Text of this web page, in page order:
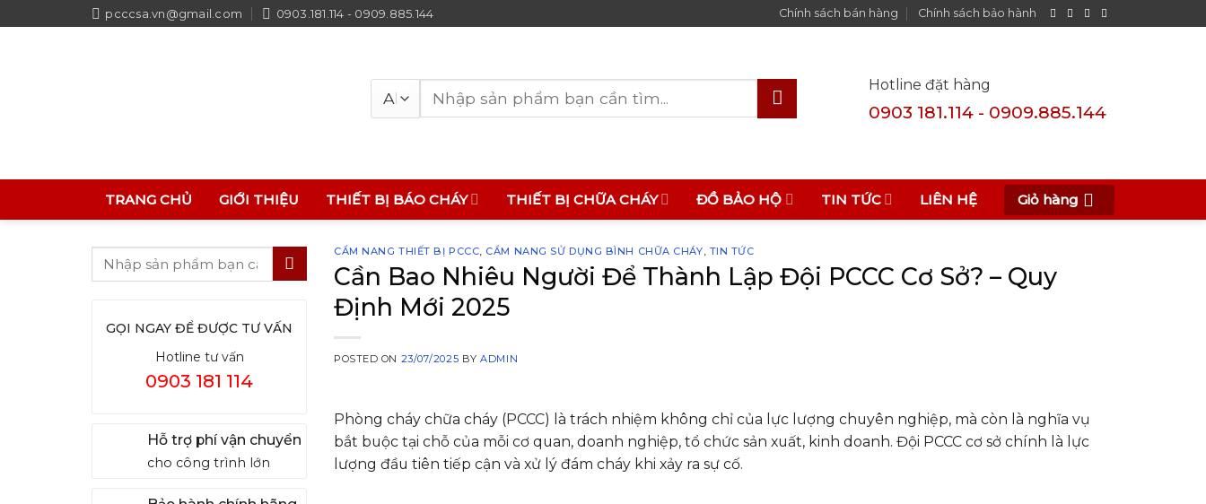
to
pcccsa.vn@gmail.com 0903.181.114 - 0909.885.144 Chính sách bán hàng Chính sách bảo hành
Tìm
kiếm:
Hotline đặt hàng
0903 181.114 - 0909.885.144
TRANG CHỦ GIỚI THIỆU THIẾT BỊ BÁO CHÁY THIẾT BỊ CHỮA CHÁY ĐỒ BẢO HỘ TIN TỨC LIÊN HỆ Giỏ hàng
GỌI NGAY ĐỂ ĐƯỢC TƯ VẤN
Hotline tư vấn
0903 181 114
Hỗ trợ phí vận chuyển
cho công trình lớn
CẨM NANG THIẾT BỊ PCCC, CẨM NANG SỬ DỤNG BÌNH CHỮA CHÁY, TIN TỨC
Cần Bao Nhiêu Người Để Thành Lập Đội PCCC Cơ Sở? – Quy
Định Mới 2025
POSTED ON 23/07/2025 BYADMIN
Phòng cháy chữa cháy (PCCC) là trách nhiệm không chỉ của lực lượng chuyên nghiệp, mà còn là nghĩa vụ
bắt buộc tại chỗ của mỗi cơ quan, doanh nghiệp, tổ chức sản xuất, kinh doanh. Đội PCCC cơ sở chính là lực
lượng đầu tiên tiếp cận và xử lý đám cháy khi xảy ra sự cố.